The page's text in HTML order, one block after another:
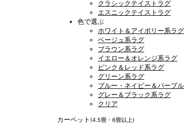
クラシックテイストラグ
エスニックテイストラグ
色で選ぶ
ホワイト＆アイボリー系ラグ
ベージュ系ラグ
ブラウン系ラグ
イエロー＆オレンジ系ラグ
ピンク＆レッド系ラグ
グリーン系ラグ
ブルー・ネイビー＆パープ
グレー＆ブラック系ラグ
クリア
カーペット (4.5畳・6畳以上)